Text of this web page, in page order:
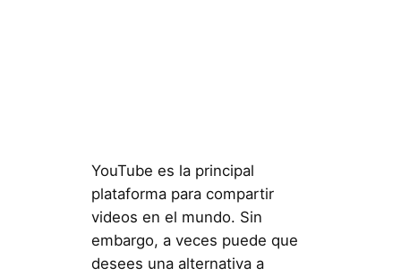
YouTube es la principal
plataforma para compartir
videos en el mundo. Sin
embargo, a veces puede que
desees una alternativa a